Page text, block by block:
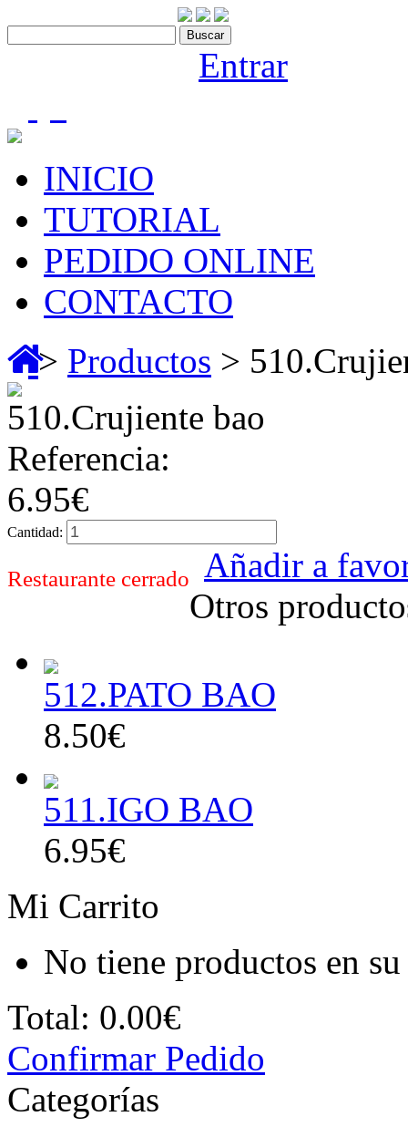
Entrar
INICIO
TUTORIAL
PEDIDO ONLINE
CONTACTO
> Productos >
510.Crujiente bao
Referencia:
6.95€
Cantidad:
Restaurante cerrado
Añadir a
Otros
512.PATO BAO
8.50€
511.IGO BAO
6.95€
Mi Carrito
No tiene productos en
Total: 0.00€
Confirmar Pedido
Categorías